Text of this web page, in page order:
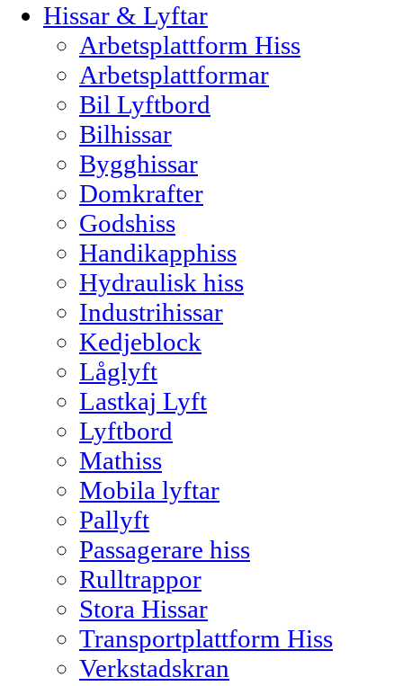
Hissar & Lyftar
Arbetsplattform Hiss
Arbetsplattformar
Bil Lyftbord
Bilhissar
Bygghissar
Domkrafter
Godshiss
Handikapphiss
Hydraulisk hiss
Industrihissar
Kedjeblock
Låglyft
Lastkaj Lyft
Lyftbord
Mathiss
Mobila lyftar
Pallyft
Passagerare hiss
Rulltrappor
Stora Hissar
Transportplattform Hiss
Verkstadskran